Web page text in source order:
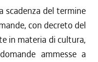
scadenza del termine
con decreto del
in materia di cultura,
ammesse a